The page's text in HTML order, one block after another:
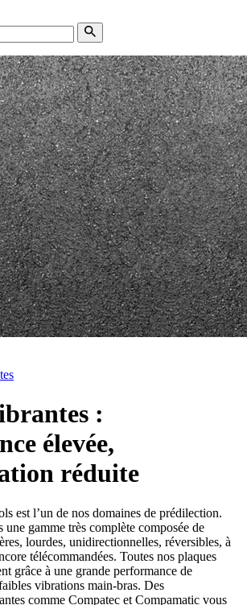
:
élevée,
réduite
est l’un de nos domaines de prédilection.
gamme très complète composée de
lourdes, unidirectionnelles, réversibles, à
télécommandées. Toutes nos plaques
grâce à une grande performance de
vibrations main-bras. Des
comme Compatec et Compamatic vous